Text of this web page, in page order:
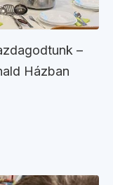
–
Házban